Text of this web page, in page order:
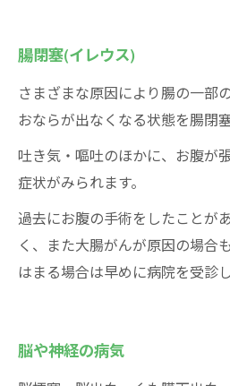
腸閉塞(イレウス)
さまざまな原因により腸の一部
おならが出なくなる状態を腸閉
吐き気・嘔吐のほかに、お腹が
症状がみられます。
過去にお腹の手術をしたことが
く、また大腸がんが原因の場合
はまる場合は早めに病院を受診
脳や神経の病気